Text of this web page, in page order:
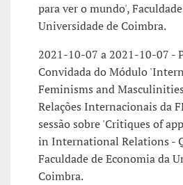
para ver o mundo',
Universidade de Coimbra.
2021-10-07 a 2021-10-07 -
Convidada do Módulo
Feminisms and
Relações Internacionais da
sessão sobre 'Critiques of
in International Relations -
Faculdade de Economia da
Coimbra.